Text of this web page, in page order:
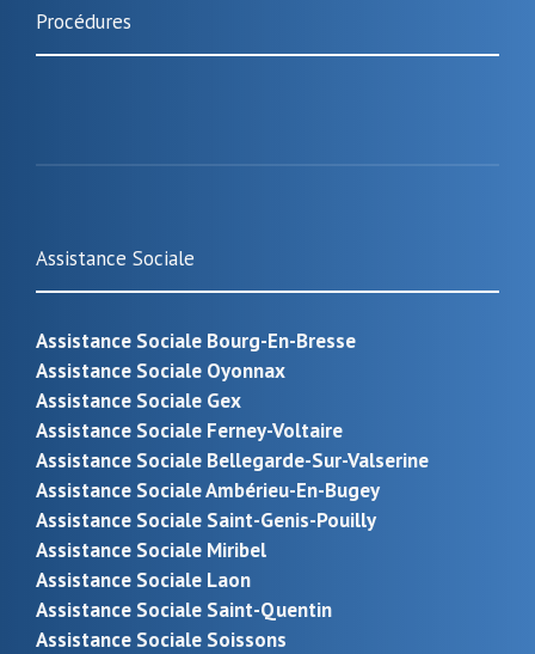
Procédures
Assistance Sociale
Assistance Sociale Bourg-En-Bresse
Assistance Sociale Oyonnax
Assistance Sociale Gex
Assistance Sociale Ferney-Voltaire
Assistance Sociale Bellegarde-Sur-Valserine
Assistance Sociale Ambérieu-En-Bugey
Assistance Sociale Saint-Genis-Pouilly
Assistance Sociale Miribel
Assistance Sociale Laon
Assistance Sociale Saint-Quentin
Assistance Sociale Soissons